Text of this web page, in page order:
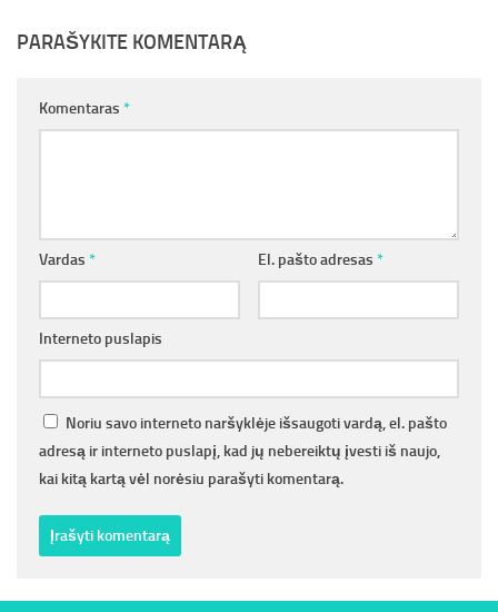
PARAŠYKITE KOMENTARĄ
Komentaras *
Vardas * El. pašto adresas *
Interneto puslapis
Noriu savo interneto naršyklėje išsaugoti vardą, el. pašto
adresą ir interneto puslapį, kad jų nebereiktų įvesti iš naujo,
kai kitą kartą vėl norėsiu parašyti komentarą.